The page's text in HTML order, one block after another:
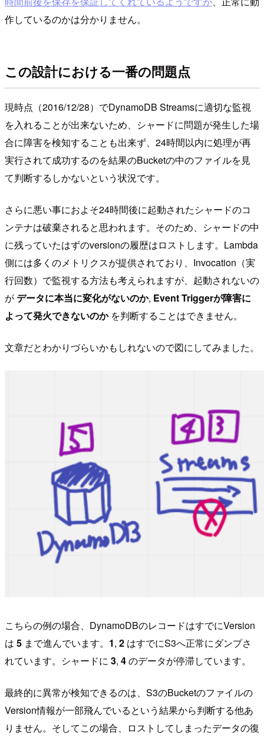
作しているのかは分かりません。
この設計における一番の問題点
現時点（2016/12/28）でDynamoDB Streamsに適切な監視
を入れることが出来ないため、シャードに問題が発生した場
合に障害を検知することも出来ず、24時間以内に処理が再
実行されて成功するのを結果のBucketの中のファイルを見
て判断するしかないという状況です。
さらに悪い事におよそ24時間後に起動されたシャードのコ
ンテナは破棄されると思われます。そのため、シャードの中
に残っていたはずのversionの履歴はロストします。Lambda
側には多くのメトリクスが提供されており、Invocation（実
行回数）で監視する方法も考えられますが、起動されないの
がデータに本当に変化がないのか, Event Triggerが障害に
よって発火できないのかを判断することはできません。
文章だとわかりづらいかもしれないので図にしてみました。
こちらの例の場合、DynamoDBのレコードはすでにVersion
は 5 まで進んでいます。 1, 2 はすでにS3へ正常にダンプさ
れています。シャードに 3, 4のデータが停滞しています。
最終的に異常が検知できるのは、S3のBucketのファイルの
Version情報が一部飛んでいるという結果から判断する他あ
りません。そしてこの場合、ロストしてしまったデータの復